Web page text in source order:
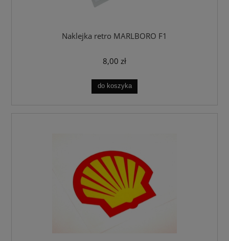
Naklejka retro MARLBORO F1
8,00 zł
do koszyka